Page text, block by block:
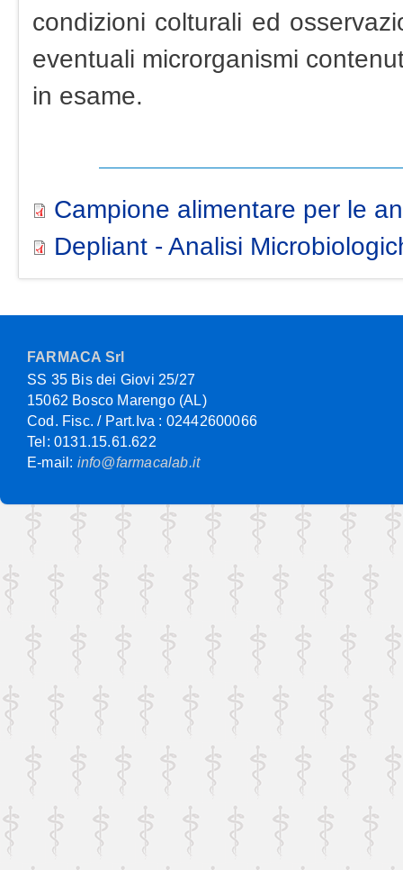
condizioni colturali ed
eventuali microrganismi
in esame.
Campione alimentare per le
Depliant - Analisi
FARMACA Srl
SS 35 Bis dei Giovi 25/27
15062 Bosco Marengo (AL)
Cod. Fisc. / Part.Iva : 02442600066
Tel: 0131.15.61.622
E-mail: info@farmacalab.it